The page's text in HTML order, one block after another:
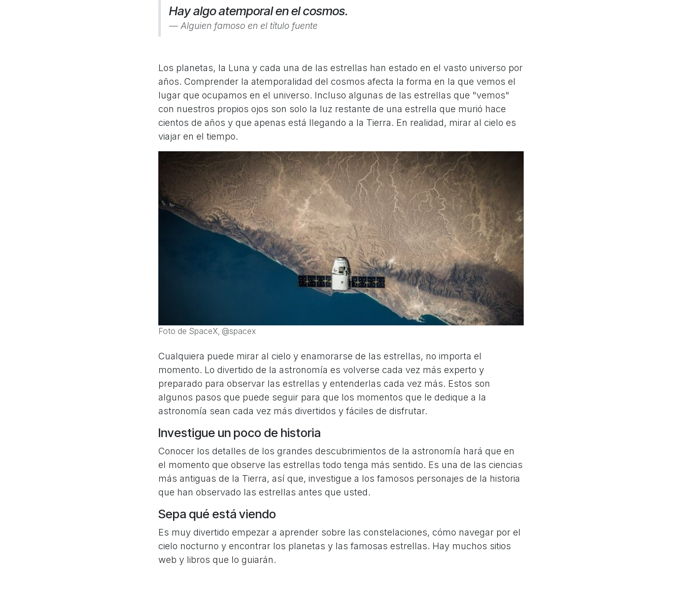
Hay algo atemporal en el cosmos.
Alguien famoso en el título fuente
Los planetas, la Luna y cada una de las estrellas han estado en el vasto universo por
años. Comprender la atemporalidad del cosmos afecta la forma en la que vemos el
lugar que ocupamos en el universo. Incluso algunas de las estrellas que "vemos"
con nuestros propios ojos son solo la luz restante de una estrella que murió hace
cientos de años y que apenas está llegando a la Tierra. En realidad, mirar al cielo es
viajar en el tiempo.
Foto de SpaceX, @spacex
Cualquiera puede mirar al cielo y enamorarse de las estrellas, no importa el
momento. Lo divertido de la astronomía es volverse cada vez más experto y
preparado para observar las estrellas y entenderlas cada vez más. Estos son
algunos pasos que puede seguir para que los momentos que le dedique a la
astronomía sean cada vez más divertidos y fáciles de disfrutar.
Investigue un poco de historia
Conocer los detalles de los grandes descubrimientos de la astronomía hará que en
el momento que observe las estrellas todo tenga más sentido. Es una de las ciencias
más antiguas de la Tierra, así que, investigue a los famosos personajes de la historia
que han observado las estrellas antes que usted.
Sepa qué está viendo
Es muy divertido empezar a aprender sobre las constelaciones, cómo navegar por el
cielo nocturno y encontrar los planetas y las famosas estrellas. Hay muchos sitios
web y libros que lo guiarán.